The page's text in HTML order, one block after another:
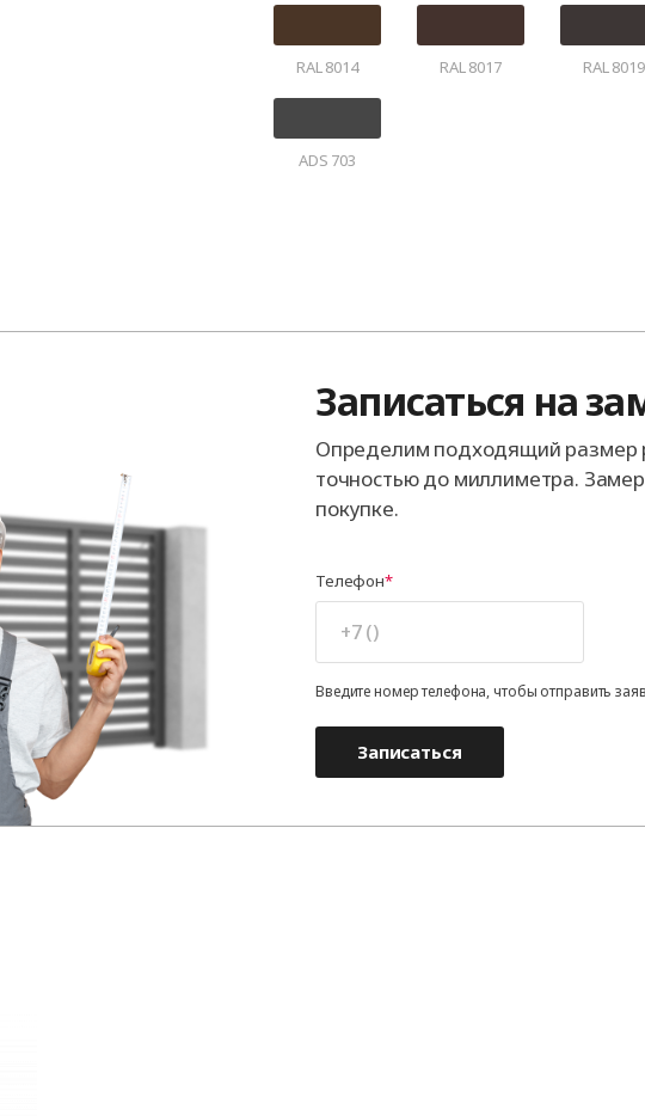
RAL 8014 RAL 8017 RAL 8019
ADS 703
Записаться на
Определим подходящий размер
точностью до миллиметра.
покупке.
Телефон
Введите номер телефона, чтобы отправить
Записаться